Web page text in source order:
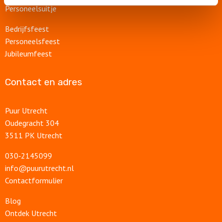
Personeelsuitje
Bedrijfsfeest
Personeelsfeest
Jubileumfeest
Contact en adres
Puur Utrecht
Oudegracht 304
3511 PK Utrecht
030‑2145099
info@puurutrecht.nl
Contactformulier
Blog
Ontdek Utrecht